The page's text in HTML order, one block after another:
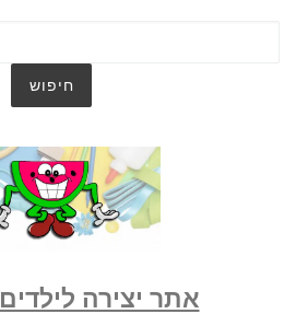
אתר יצירה לילדים